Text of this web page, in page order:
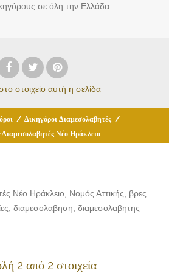
σε όλη την Ελλάδα
στοιχείο αυτή η σελίδα
/ Δικηγόροι Διαμεσολαβητές /
Νέο Ηράκλειο
Νέο Ηράκλειο, Νομός Αττικής, βρες
διαμεσολαβηση, διαμεσολαβητης
2 από 2 στοιχεία